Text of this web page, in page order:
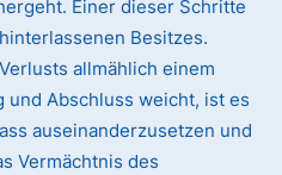
Einer dieser Schritte
Besitzes.
allmählich einem
und Abschluss weicht, ist es
auseinanderzusetzen und
Vermächtnis des